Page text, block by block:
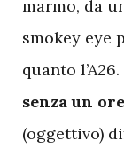
marmo, da
smokey eye
quanto l’A26.
senza un
(oggettivo)